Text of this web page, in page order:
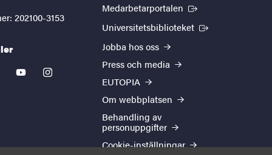
202100-3153
youtubeinstagram
Medarbetarportalen (Extern länk)
Universitetsbiblioteket (Extern länk)
Jobba hos oss
Press och media
EUTOPIA
Om webbplatsen
Behandling av
personuppgifter
Cookie-inställningar